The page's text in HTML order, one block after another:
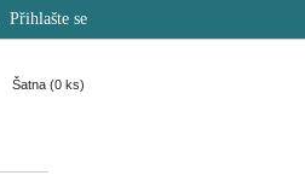
Přihlašte se
Šatna (0 ks)